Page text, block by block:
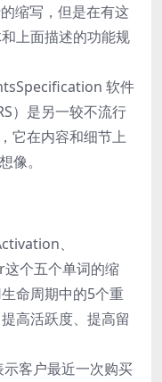
缩写，但是在有这
上⾯描述的功能规
软件
）是另⼀较不流⾏
它在内容和细节上
像。
、
个五个单词的缩
命周期中的5个重
⾼活跃度、提⾼留
示客户最近⼀次购买